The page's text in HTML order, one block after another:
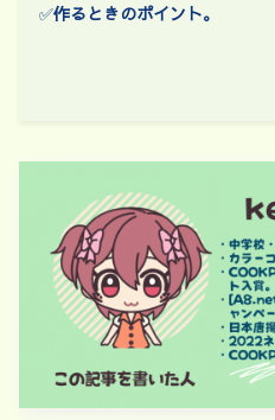
✅作るときのポイント。